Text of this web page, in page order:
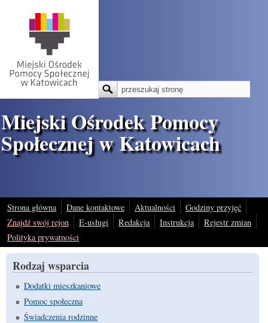
Miejski Ośrodek Pomocy
Społecznej w Katowicach
Formularz wyszukiwania
Szukaj
Strona główna Dane kontaktowe Aktualności
Godziny przyjęć
Znajdź swój rejon
E-usługi Redakcja Instrukcja
Rejestr zmian
Polityka prywatności
Rodzaj wsparcia
Dodatki mieszkaniowe
Pomoc społeczna
Świadczenia rodzinne